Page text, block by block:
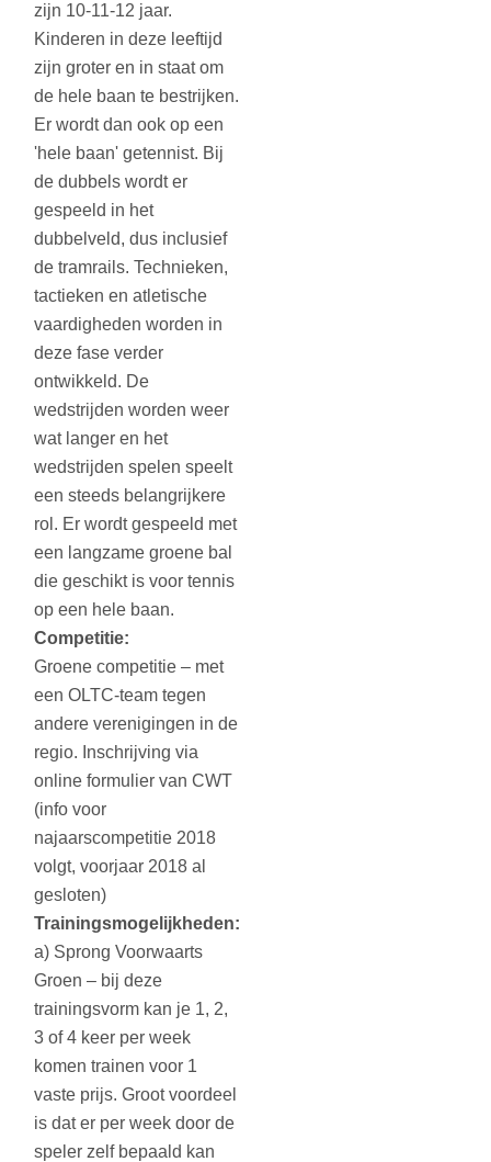
zijn 10-11-12 jaar.
Kinderen in deze leeftijd
zijn groter en in staat om
de hele baan te bestrijken.
Er wordt dan ook op een
'hele baan' getennist. Bij
de dubbels wordt er
gespeeld in het
dubbelveld, dus inclusief
de tramrails. Technieken,
tactieken en atletische
vaardigheden worden in
deze fase verder
ontwikkeld. De
wedstrijden worden weer
wat langer en het
wedstrijden spelen speelt
een steeds belangrijkere
rol. Er wordt gespeeld met
een langzame groene bal
die geschikt is voor tennis
op een hele baan.
Competitie:
Groene competitie – met
een OLTC-team tegen
andere verenigingen in de
regio. Inschrijving via
online formulier van CWT
(info voor
najaarscompetitie 2018
volgt, voorjaar 2018 al
gesloten)
Trainingsmogelijkheden:
a) Sprong Voorwaarts
Groen – bij deze
trainingsvorm kan je 1, 2,
3 of 4 keer per week
komen trainen voor 1
vaste prijs. Groot voordeel
is dat er per week door de
speler zelf bepaald kan